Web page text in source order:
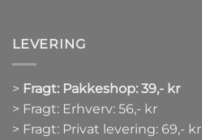
LEVERING
> Fragt: Pakkeshop: 39,- kr
> Fragt: Erhverv: 56,- kr
> Fragt: Privat levering: 69,- kr